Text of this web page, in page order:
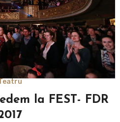
la FEST- FDR